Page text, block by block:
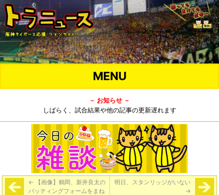
MENU
－ お知らせ －
しばらく、試合結果や他の記事の更新遅れます
← 【画像】鶴岡、新井良太の
バッティングフォームをまね
明日、スタンリッジがいない
→